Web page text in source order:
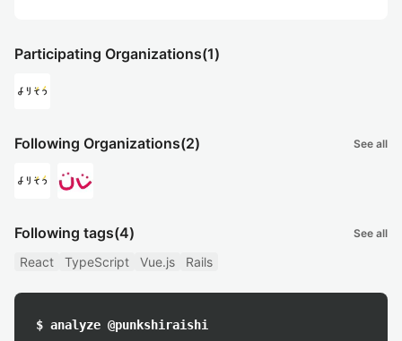
Participating Organizations(1)
Following Organizations(2) See all
Following tags(4) See all
React TypeScript Vue.js Rails
$ analyze @punkshiraishi